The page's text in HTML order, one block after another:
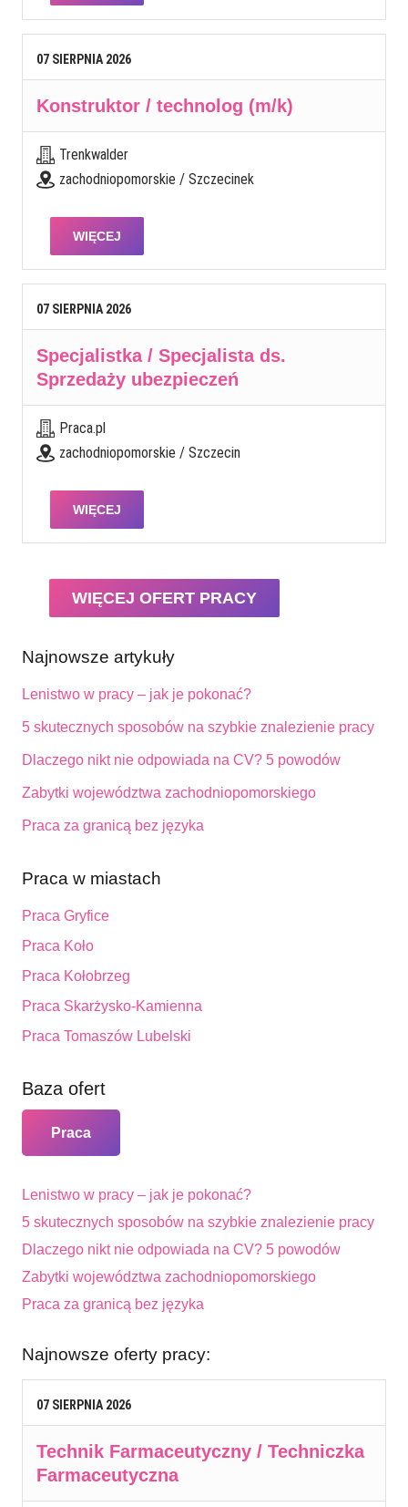
07 SIERPNIA 2026
Konstruktor / technolog (m/k)
Trenkwalder
zachodniopomorskie / Szczecinek
WIĘCEJ
07 SIERPNIA 2026
Specjalistka / Specjalista ds.
Sprzedaży ubezpieczeń
Praca.pl
zachodniopomorskie / Szczecin
WIĘCEJ
WIĘCEJ OFERT PRACY
Najnowsze artykuły
Lenistwo w pracy – jak je pokonać?
5 skutecznych sposobów na szybkie znalezienie pracy
Dlaczego nikt nie odpowiada na CV? 5 powodów
Zabytki województwa zachodniopomorskiego
Praca za granicą bez języka
Praca w miastach
Praca Gryfice
Praca Koło
Praca Kołobrzeg
Praca Skarżysko-Kamienna
Praca Tomaszów Lubelski
Baza ofert
Praca
Lenistwo w pracy – jak je pokonać?
5 skutecznych sposobów na szybkie znalezienie pracy
Dlaczego nikt nie odpowiada na CV? 5 powodów
Zabytki województwa zachodniopomorskiego
Praca za granicą bez języka
Najnowsze oferty pracy:
07 SIERPNIA 2026
Technik Farmaceutyczny / Techniczka
Farmaceutyczna